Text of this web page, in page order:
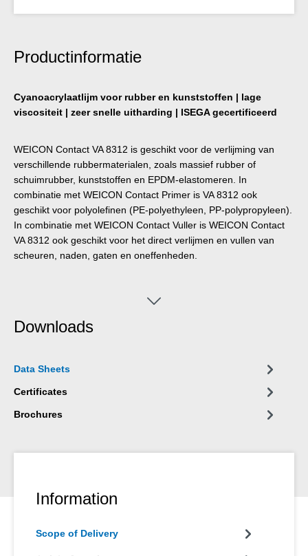
Productinformatie
Cyanoacrylaatlijm voor rubber en kunststoffen | lage
viscositeit | zeer snelle uitharding | ISEGA gecertificeerd
WEICON Contact VA 8312 is geschikt voor de verlijming van
verschillende rubbermaterialen, zoals massief rubber of
schuimrubber, kunststoffen en EPDM-elastomeren. In
combinatie met WEICON Contact Primer is VA 8312 ook
geschikt voor polyolefinen (PE-polyethyleen, PP-polypropyleen).
In combinatie met WEICON Contact Vuller is WEICON Contact
VA 8312 ook geschikt voor het direct verlijmen en vullen van
scheuren, naden, gaten en oneffenheden.
Downloads
Data Sheets
Certificates
Brochures
Information
Scope of Delivery